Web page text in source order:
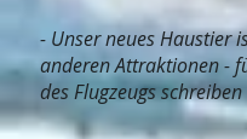
- Unser neues Haustier
anderen Attraktionen -
des Flugzeugs